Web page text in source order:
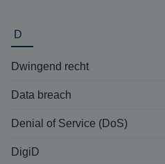
D
Dwingend recht
Data breach
Denial of Service (DoS)
DigiD